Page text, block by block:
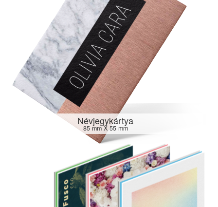
Névjegykártya
85 mm X 55 mm